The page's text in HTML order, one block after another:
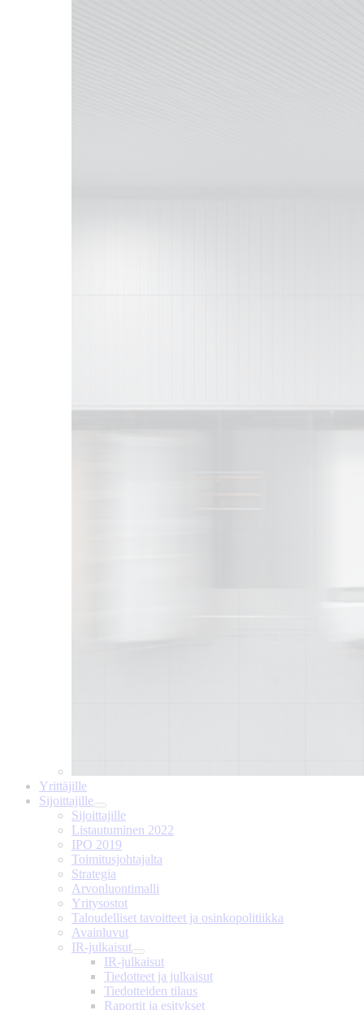
Yrittäjille
Sijoittajille
Sijoittajille
Listautuminen 2022
IPO 2019
Toimitusjohtajalta
Strategia
Arvonluontimalli
Yritysostot
Taloudelliset tavoitteet ja osinkopolitiikka
Avainluvut
IR-julkaisut
IR-julkaisut
Tiedotteet ja julkaisut
Tiedotteiden tilaus
Raportit ja esitykset